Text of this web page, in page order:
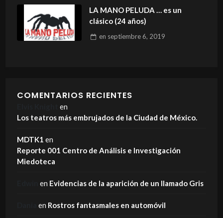
LA MANO PELUDA … es un
clásico (24 años)
en septiembre 6, 2019
COMENTARIOS RECIENTES
en
Los teatros más embrujados de la Ciudad de México.
MDTK1 en
Reporte 001 Centro de Análisis e Investigación
Miedoteca
en Evidencias de la aparición de un llamado Gris
en Rostros fantasmales en automóvil